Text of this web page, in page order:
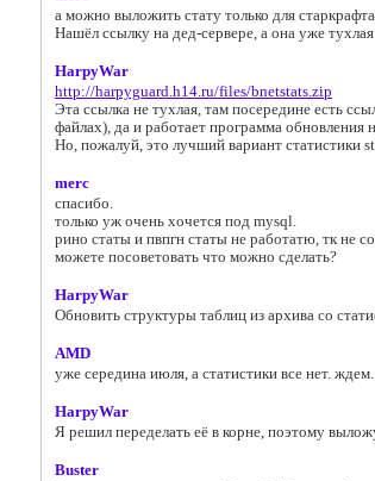
а можно выложить стату только для
Нашёл ссылку на дед-сервере, а она уже
HarpyWar
http://harpyguard.h14.ru/files/bnetstats.zip
Эта ссылка не тухлая, там посередине есть
файлах), да и работает программа обновления
Но, пожалуй, это лучший вариант статистики
merc
спасибо.
только уж очень хочется под mysql.
рино статы и пвпгн статы не работатю, тк не
можете посоветовать что можно сделать?
HarpyWar
Обновить структуры таблиц из архива со
AMD
уже середина июля, а статистики все нет.
HarpyWar
Я решил переделать её в корне, поэтому
Buster